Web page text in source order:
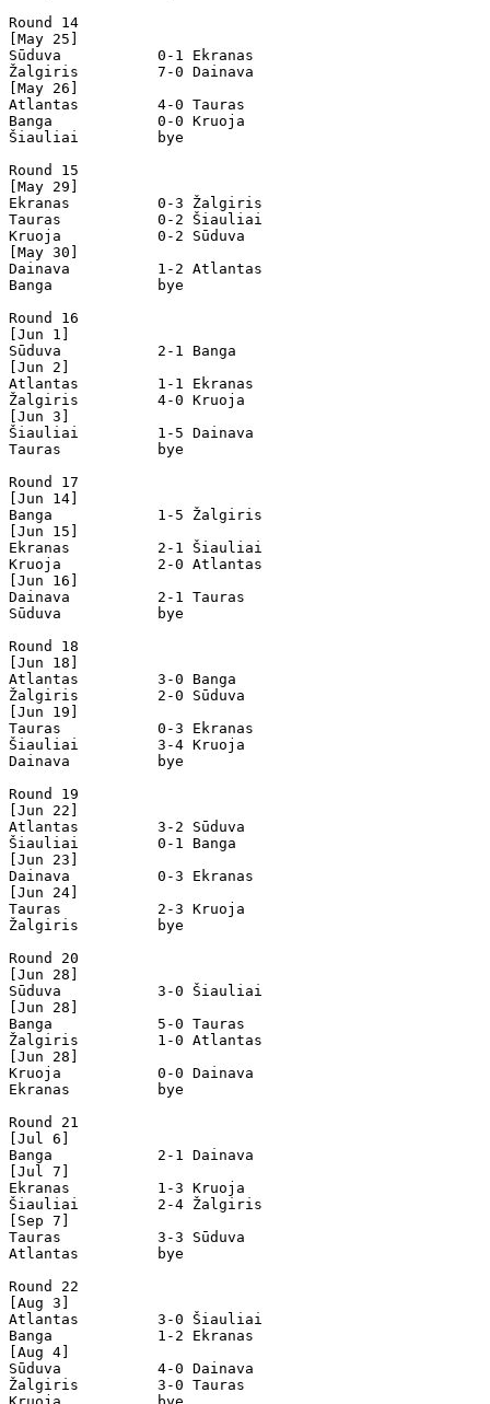
Round 14
[May 25]
Sūduva           0-1 Ekranas
Žalgiris         7-0 Dainava
[May 26]
Atlantas         4-0 Tauras
Banga            0-0 Kruoja
Šiauliai         bye
Round 15
[May 29]
Ekranas          0-3 Žalgiris
Tauras           0-2 Šiauliai
Kruoja           0-2 Sūduva
[May 30]
Dainava          1-2 Atlantas
Banga            bye
Round 16
[Jun 1]
Sūduva           2-1 Banga
[Jun 2]
Atlantas         1-1 Ekranas
Žalgiris         4-0 Kruoja
[Jun 3]
Šiauliai         1-5 Dainava
Tauras           bye
Round 17
[Jun 14]
Banga            1-5 Žalgiris
[Jun 15]
Ekranas          2-1 Šiauliai
Kruoja           2-0 Atlantas
[Jun 16]
Dainava          2-1 Tauras
Sūduva           bye
Round 18
[Jun 18]
Atlantas         3-0 Banga
Žalgiris         2-0 Sūduva
[Jun 19]
Tauras           0-3 Ekranas
Šiauliai         3-4 Kruoja
Dainava          bye
Round 19
[Jun 22]
Atlantas         3-2 Sūduva
Šiauliai         0-1 Banga
[Jun 23]
Dainava          0-3 Ekranas
[Jun 24]
Tauras           2-3 Kruoja
Žalgiris         bye
Round 20
[Jun 28]
Sūduva           3-0 Šiauliai
[Jun 28]
Banga            5-0 Tauras
Žalgiris         1-0 Atlantas
[Jun 28]
Kruoja           0-0 Dainava
Ekranas          bye
Round 21
[Jul 6]
Banga            2-1 Dainava
[Jul 7]
Ekranas          1-3 Kruoja
Šiauliai         2-4 Žalgiris
[Sep 7]
Tauras           3-3 Sūduva
Atlantas         bye
Round 22
[Aug 3]
Atlantas         3-0 Šiauliai
Banga            1-2 Ekranas
[Aug 4]
Sūduva           4-0 Dainava
Žalgiris         3-0 Tauras